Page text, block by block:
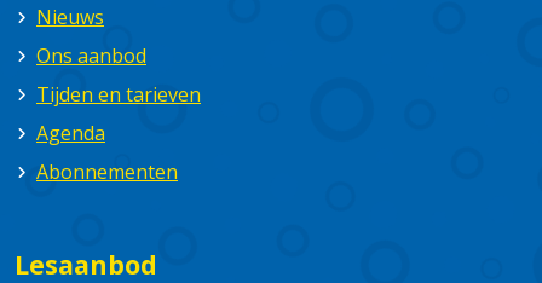
Nieuws
Ons aanbod
Tijden en tarieven
Agenda
Abonnementen
Lesaanbod